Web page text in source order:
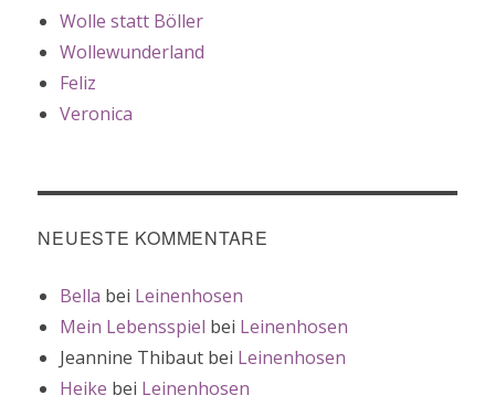
Wolle statt Böller
Wollewunderland
Feliz
Veronica
NEUESTE KOMMENTARE
Bella bei Leinenhosen
Mein Lebensspiel bei Leinenhosen
Jeannine Thibaut bei Leinenhosen
Heike bei Leinenhosen